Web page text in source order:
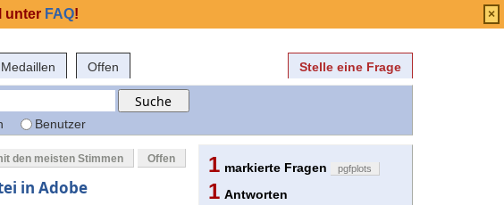
Medaillen Offen Stelle eine Frage
Benutzer
den meisten Stimmen Offen
in Adobe
1 markierte Fragen pgfplots
1 Antworten
unter FAQ! ×